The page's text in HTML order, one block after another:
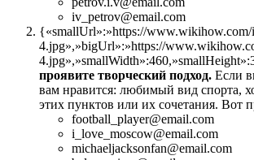
iv_petrov@email.com
{«smallUrl»:»https://www.wikihow.com/
4.jpg»,»bigUrl»:»https://
проявите творческий подход. Если
вам нравится: любимый вид спорта,
этих пунктов или их сочетания. Вот
football_player@email.com
i_love_moscow@email.com
michaeljacksonfan@email.com